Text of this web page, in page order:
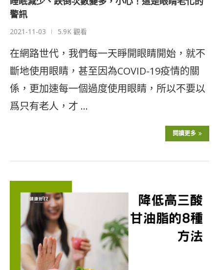
警訊
2021-11-03 5.9K 觀看
在網路世代，我們每一天睜開眼睛開始，就不
斷地使用眼睛，甚至因為COVID-19疫情的關
係，更加速每一個過度使用眼睛，所以不要以
爲只有老人，才 …
閱讀更多